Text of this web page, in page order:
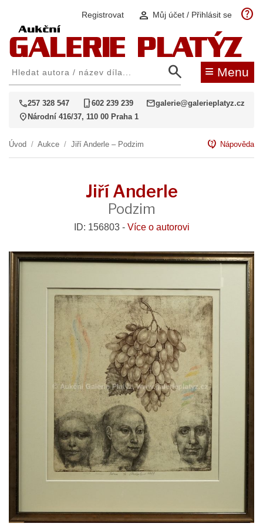
Registrovat person Můj účet / Přihlásit se help
search ≡ Menu
call257 328 547 phone_iphone602 239 239 mailgalerie@galerieplatyz.cz
location_on Národní 416/37, 110 00 Praha 1
Úvod / Aukce / Jiří Anderle – Podzim contact_support Nápověda
Jiří Anderle
Podzim
ID: 156803 - Více o autorovi